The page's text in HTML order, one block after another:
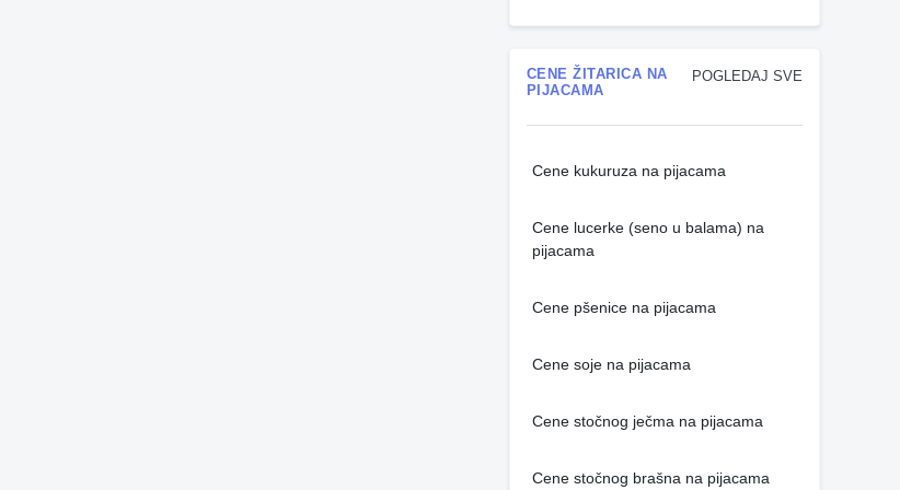
POGLEDAJ SVE
CENE ŽITARICA NA
PIJACAMA
Cene kukuruza na pijacama
Cene lucerke (seno u balama) na
pijacama
Cene pšenice na pijacama
Cene soje na pijacama
Cene stočnog ječma na pijacama
Cene stočnog brašna na pijacama